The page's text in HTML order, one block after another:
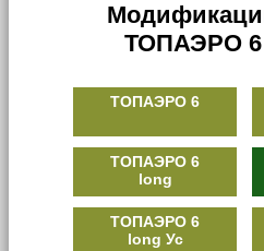
ТОПАЭРО 6
ТОПАЭРО 6
ТОПАЭРО 6
long
ТОПАЭРО 6
long Ус